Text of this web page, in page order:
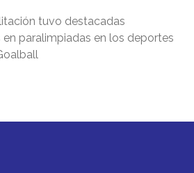
tuvo destacadas
paralimpiadas en los deportes